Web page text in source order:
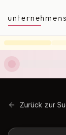
Zurück zur